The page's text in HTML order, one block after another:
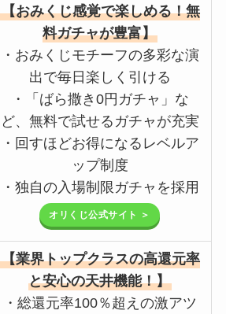
【おみくじ感覚で楽しめる！無
料ガチャが豊富】
・おみくじモチーフの多彩な演
出で毎日楽しく引ける
・「ばら撒き0円ガチャ」な
ど、無料で試せるガチャが充実
・回すほどお得になるレベルア
ップ制度
・独自の入場制限ガチャを採用
オリくじ公式サイト ＞
【業界トップクラスの高還元率
と安心の天井機能！】
・総還元率100％超えの激アツ